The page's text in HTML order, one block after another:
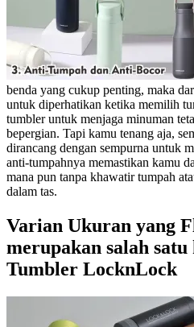
benda yang cukup penting, maka
untuk diperhatikan ketika memilih
tumbler untuk menjaga minuman
bepergian. Tapi kamu tenang aja,
dirancang dengan sempurna untuk
anti-tumpahnya memastikan kamu
mana pun tanpa khawatir tumpah
dalam tas.
Varian Ukuran yang
merupakan salah satu
Tumbler LocknLock